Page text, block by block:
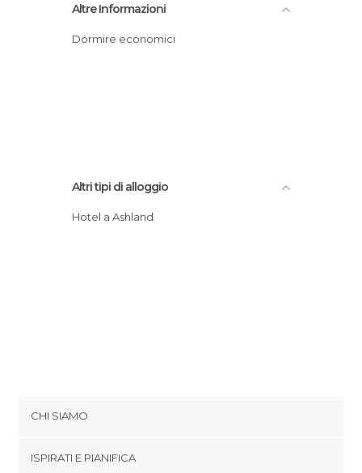
Altre Informazioni
Dormire economici
Altri tipi di alloggio
Hotel a Ashland
CHI SIAMO
ISPIRATI E PIANIFICA